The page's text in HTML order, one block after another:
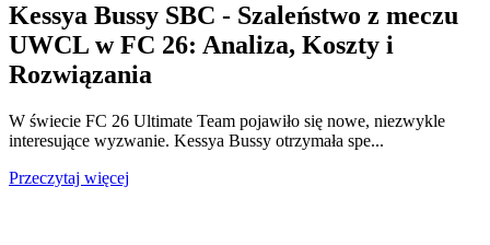
Kessya Bussy SBC - Szaleństwo z meczu
UWCL w FC 26: Analiza, Koszty i
Rozwiązania
W świecie FC 26 Ultimate Team pojawiło się nowe, niezwykle
interesujące wyzwanie. Kessya Bussy otrzymała spe...
Przeczytaj więcej